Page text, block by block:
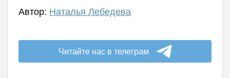
Автор: Наталья Лебедева
Читайте нас в телеграм